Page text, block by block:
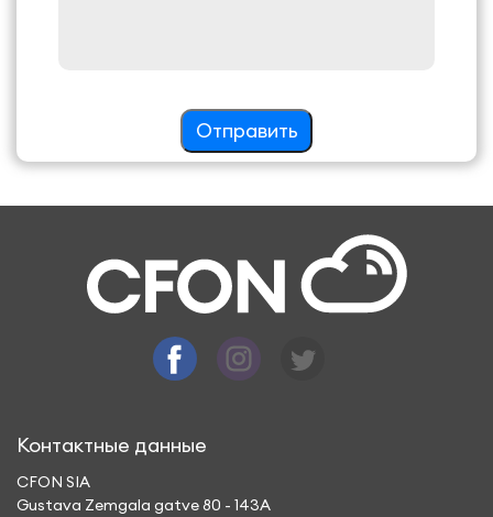
Отправить
Контактные данные
CFON SIA
Gustava Zemgala gatve 80 - 143A